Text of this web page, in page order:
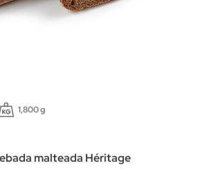
1,800 g
malteada Héritage